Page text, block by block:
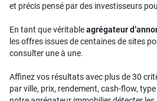
et précis pensé par des investisseurs
En tant que véritableagrégateur
les offres issues de centaines de sites
consulter une à une.
Affinez vos résultats avec plus de 30
par ville, prix, rendement, cash-flow,